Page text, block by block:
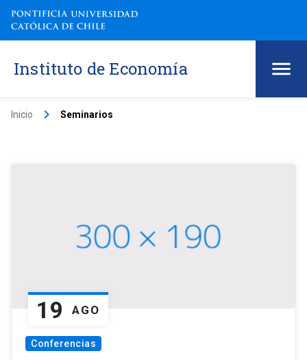
Instituto de Economía
Inicio keyboard_arrow_right Seminarios
19 AGO
Conferencias